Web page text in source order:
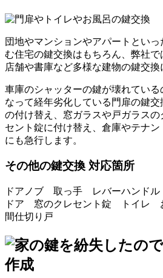
団地やマンションやアパートとい
む住宅の鍵交換はもちろん、弊社
店舗や書庫など多様な建物の鍵交換
車庫のシャッターの鍵が壊れている
なって経年劣化している門扉の鍵
の付け替え、窓ガラスや戸ガラス
セント錠に付け替え、倉庫やテナン
にも急行します。
その他の鍵交換 対応箇所
ドアノブ 取っ手 レバーハンド
ドア 窓のクレセント錠 トイ
間仕切り戸
作成